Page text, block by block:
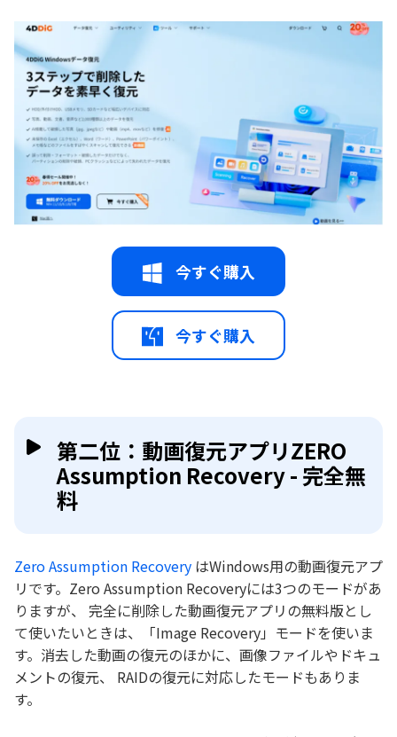
今すぐ購入
今すぐ購入
第二位：動画復元アプリZERO
Assumption Recovery - 完全無
料
Zero Assumption Recovery はWindows用の動画復元アプ
リです。Zero Assumption Recoveryには3つのモードがあ
りますが、 完全に削除した動画復元アプリの無料版とし
て使いたいときは、「Image Recovery」モードを使いま
す。消去した動画の復元のほかに、画像ファイルやドキュ
メントの復元、 RAIDの復元に対応したモードもありま
す。